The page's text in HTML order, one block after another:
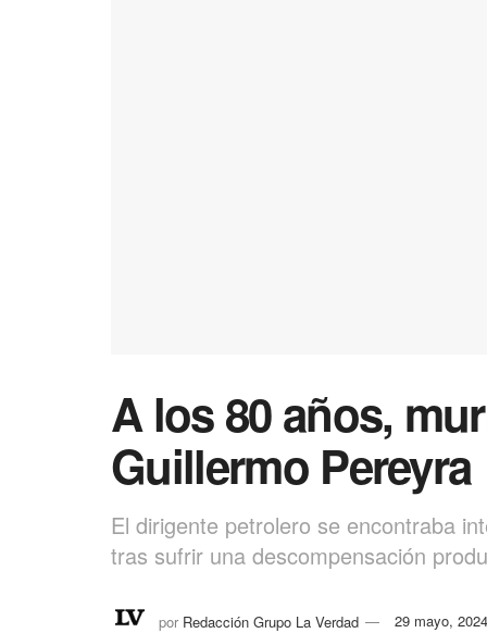
A los 80 años,
Guillermo Pereyra
El dirigente petrolero se encontraba
tras sufrir una descompensación
por Redacción Grupo La Verdad 29 mayo, 2024